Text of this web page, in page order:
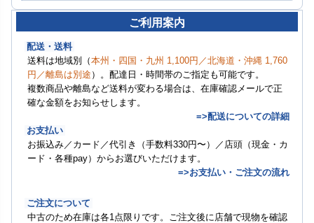
ご利用案内
配送・送料
送料は地域別（本州・四国・九州 1,100円／北海道・沖縄 1,760
円／離島は別途 ）。配達日・時間帯のご指定も可能です。
複数商品や離島など送料が変わる場合は、在庫確認メールで正
確な金額をお知らせします。
=>配送についての詳細
お支払い
お振込み／カード／代引き（手数料330円〜）／店頭（現金・カ
ード・各種pay）からお選びいただけます。
=>お支払い・ご注文の流れ
ご注文について
中古のため在庫は各1点限りです。ご注文後に店舗で現物を確認